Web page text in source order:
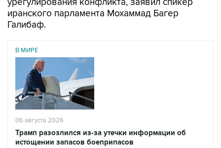
иранского парламента Мохаммад Багер
Галибаф.
В МИРЕ
06 августа 2026
Трамп разозлился из-за утечки информации об
истощении запасов боеприпасов